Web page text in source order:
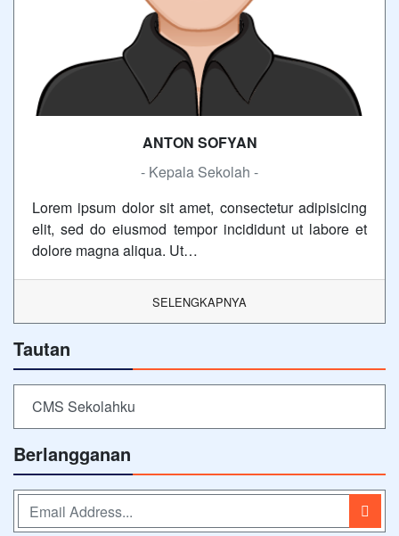
ANTON SOFYAN
- Kepala Sekolah -
Lorem ipsum dolor sit amet, consectetur adipisicing
elit, sed do eiusmod tempor incididunt ut labore et
dolore magna aliqua. Ut…
SELENGKAPNYA
Tautan
CMS Sekolahku
Berlangganan